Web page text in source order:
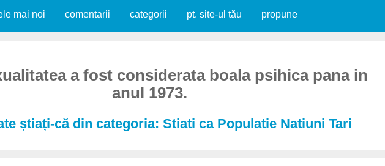
mai noi comentarii categorii pt. site-ul tău propune
a fost considerata boala psihica pana in
anul 1973.
știați-că din categoria: Stiati ca Populatie Natiuni Tari